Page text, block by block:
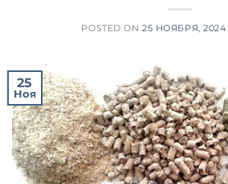
POSTED ON25 НОЯБРЯ, 2024
25
Ноя